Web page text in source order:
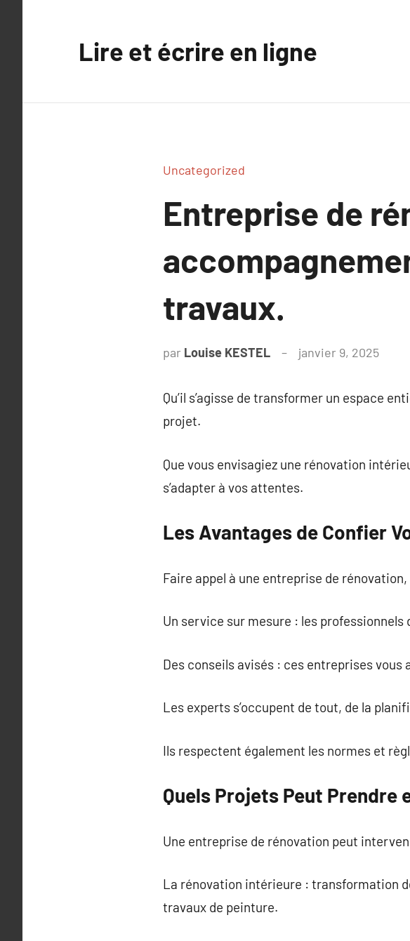
Lire et écrire en ligne
Uncategorized
Entreprise de
travaux.
par Louise KESTEL janvier 9, 2025
Qu’il s’agisse de transformer un espace
projet.
Que vous envisagiez une rénovation
s’adapter à vos attentes.
Les Avantages de Confier
Faire appel à une entreprise de
Un service sur mesure : les
Des conseils avisés : ces entreprises
Les experts s’occupent de tout, de la
Ils respectent également les normes et
Quels Projets Peut Prendre
Une entreprise de rénovation peut
La rénovation intérieure : transformation
travaux de peinture.